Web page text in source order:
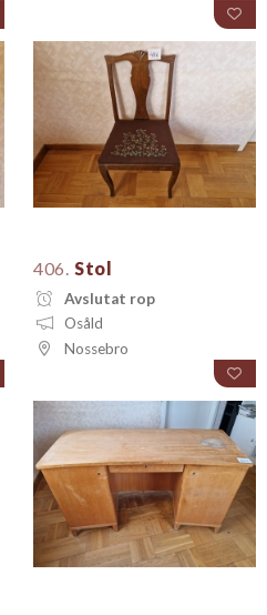
406. Stol
Avslutat rop
Osåld
Nossebro